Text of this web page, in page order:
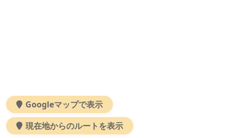
Googleマップで表示
現在地からのルートを表示